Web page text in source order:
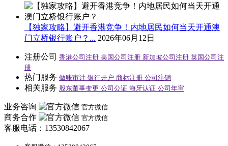
【独家攻略】避开香港竞争！内地居民如何当天开通澳
门立桥银行账户？... 2026年06月12日
注册公司 香港公司注册 美国公司注册 新加坡公司注册 英国公司注
册
热门服务 做账审计 银行开户 商标注册 公司注销
相关服务 股东董事变更 公司公证 海牙认证 公司年审
业务咨询 官方微信
商务合作 官方微信
客服电话：13530842067